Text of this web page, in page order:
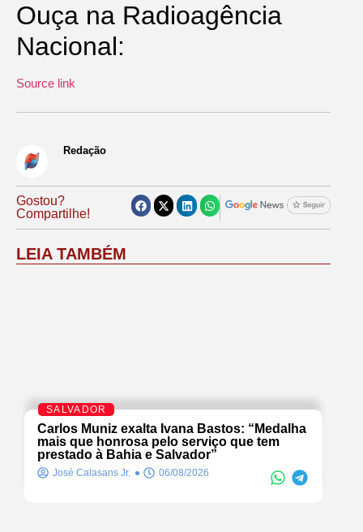
Ouça na Radioagência
Nacional:
Source link
Redação
Gostou?
Compartilhe!
LEIA TAMBÉM
SALVADOR
Carlos Muniz exalta Ivana Bastos: “Medalha
mais que honrosa pelo serviço que tem
prestado à Bahia e Salvador”
José Calasans Jr. 06/08/2026